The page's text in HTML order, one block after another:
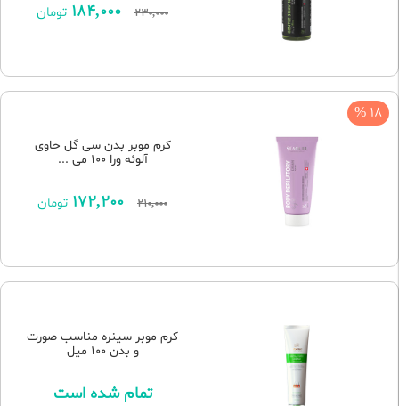
230,000
184,000 تومان
18 %
کرم موبر بدن سی گل حاوی
آلوئه ورا 100 می ...
210,000
172,200 تومان
کرم موبر سینره مناسب صورت
و بدن 100 میل
تمام شده است